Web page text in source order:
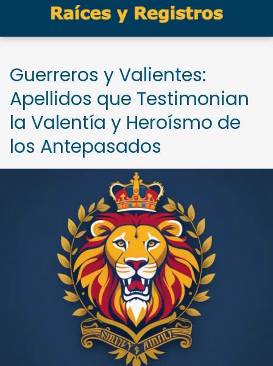
Guerreros y Valientes:
Apellidos que Testimonian
la Valentía y Heroísmo de
los Antepasados